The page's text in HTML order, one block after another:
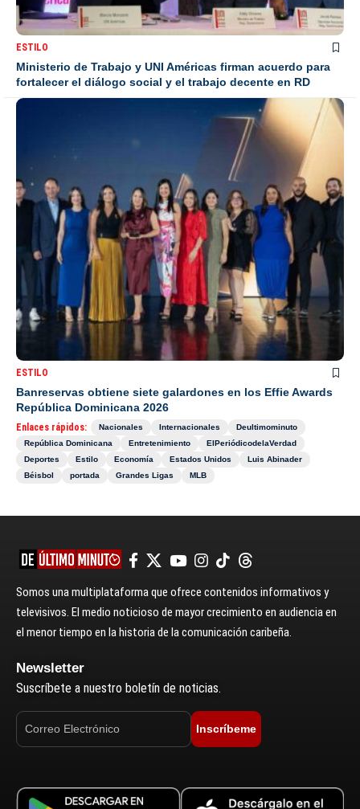
ESTILO
Ministerio de Trabajo y UNI Américas firman acuerdo para
fortalecer el diálogo social y el trabajo decente en RD
ESTILO
Banreservas obtiene siete galardones en los Effie Awards
República Dominicana 2026
Enlaces rápidos: Nacionales Internacionales
Deultimominuto
República Dominicana
Entretenimiento
ElPeriódicodelaVerdad
Deportes
Estilo Economía Estados Unidos
Luis Abinader
Béisbol
portada Grandes Ligas MLB
Somos una multiplataforma que ofrece contenidos informativos y
televisivos. El medio noticioso de mayor crecimiento en audiencia en
el menor tiempo en la historia de la comunicación caribeña.
Newsletter
Suscríbete a nuestro boletín de noticias.
Inscríbeme